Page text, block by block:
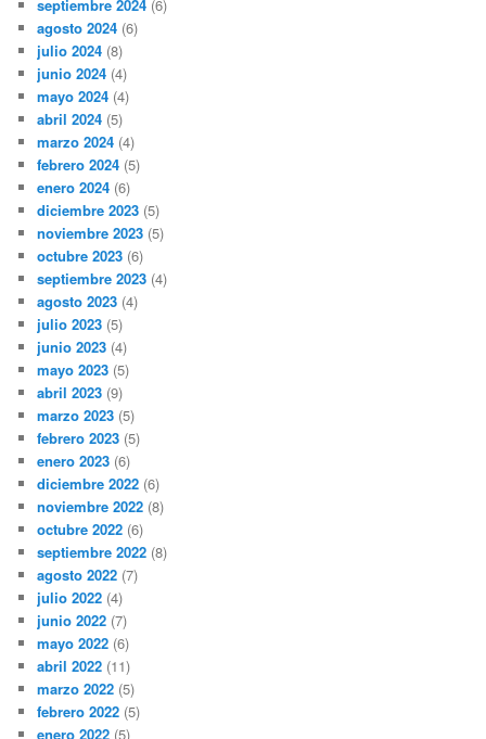
septiembre 2024 (6)
agosto 2024 (6)
julio 2024 (8)
junio 2024 (4)
mayo 2024 (4)
abril 2024 (5)
marzo 2024 (4)
febrero 2024 (5)
enero 2024 (6)
diciembre 2023 (5)
noviembre 2023 (5)
octubre 2023 (6)
septiembre 2023 (4)
agosto 2023 (4)
julio 2023 (5)
junio 2023 (4)
mayo 2023 (5)
abril 2023 (9)
marzo 2023 (5)
febrero 2023 (5)
enero 2023 (6)
diciembre 2022 (6)
noviembre 2022 (8)
octubre 2022 (6)
septiembre 2022 (8)
agosto 2022 (7)
julio 2022 (4)
junio 2022 (7)
mayo 2022 (6)
abril 2022 (11)
marzo 2022 (5)
febrero 2022 (5)
enero 2022 (5)